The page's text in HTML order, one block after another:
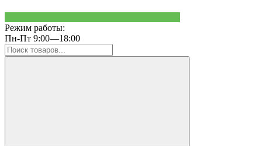
Режим работы:
Пн-Пт 9:00—18:00